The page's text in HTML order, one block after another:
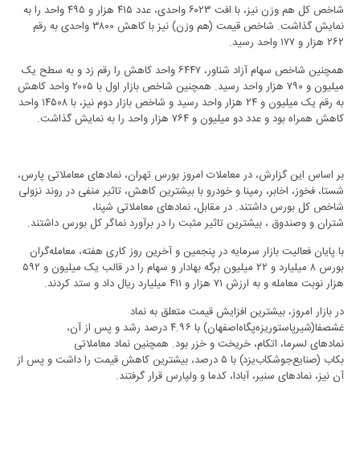
شاخص کل هم وزن نیز، با افت ۶۰۲۳ واحدی، عدد ۴۱۵ هزار و ۴۹۵ واحد را به
نمایش گذاشت. شاخص قیمت (هم وزن) نیز با کاهش ۳۸۰۰ واحدی به رقم
۲۶۲ هزار و ۱۷۷ واحد رسید.
همچنین شاخص سهام آزاد شناور، ۶۴۴۷ واحد کاهش را رقم زد و به سطح یک
میلیون و ۷۹۰ هزار واحد رسید. همچنین شاخص بازار اول با ۲۰۰۵ واحد کاهش
به رقم یک میلیون و ۲۴ هزار واحد رسید و شاخص بازار دوم نیز، با ۱۴۵۰۸ واحد
کاهش همراه بود و عدد دو میلیون و ۷۶۴ هزار واحد را به نمایش گذاشت.
بر اساس این گزارش، در معاملات امروز بورس تهران، نمادهای معاملاتی پارس،
شستا، فخوز، اخابر، رمپنا و خودرو با بیشترین کاهش، تاثیر منفی در روند نزولی
شاخص کل بورس داشتند. در مقابل، نمادهای معاملاتی شپنا،
شتران و وصندوق ، بیشترین تاثیر مثبت را در برآورد نماگر کل بورس داشتند.
با پایان فعالیت بازار سرمایه در پنجمین و آخرین روز کاری هفته، معامله‌گران
بورس ۸ میلیارد و ۲۲ میلیون برگه بهادار و سهام را در قالب یک میلیون و ۵۹۲
هزار نوبت معامله و به ارزش ۷۱ هزار و ۴۱۱ میلیارد ریال داد و ستد کردند.
در بازار امروز، بیشترین افزایش قیمت متعلق به نماد
غشصفا(شیرپاستوریزه‌پگاه‌اصفهان‌) با ۴.۹۶ درصد رشد و پس از آن،
نمادهای لسرما، اتکام، خریخت و خزر بود. همچنین نماد معاملاتی
بکاب (صنایع‌جوشکاب‌یزد) با ۵ درصد، بیشترین کاهش قیمت را داشت و پس از
آن نیز، نمادهای سنیر، آبادا، کدما و ولپارس قرار گرفتند.